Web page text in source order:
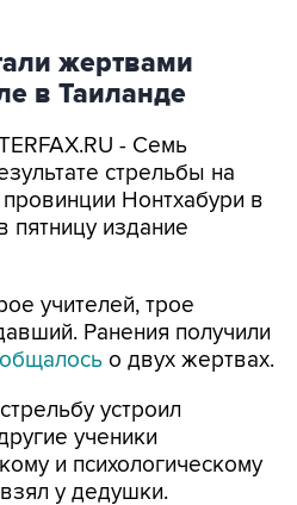
жертвами
в Таиланде
- Семь
стрельбы на
Нонтхабури в
пятницу издание
учителей, трое
Ранения получили
о двух жертвах.
устроил
ученики
и психологическому
у дедушки.